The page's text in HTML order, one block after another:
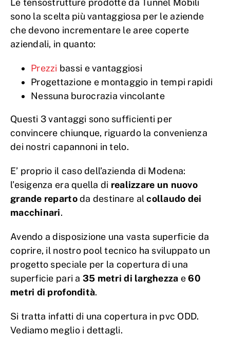
sono la scelta più vantaggiosa per le aziende
che devono incrementare le aree coperte
aziendali, in quanto:
Prezzi bassi e vantaggiosi
Progettazione e montaggio in tempi rapidi
Nessuna burocrazia vincolante
Questi 3 vantaggi sono sufficienti per
convincere chiunque, riguardo la convenienza
dei nostri capannoni in telo.
E’ proprio il caso dell’azienda di Modena:
l’esigenza era quella di realizzare un nuovo
grande repartoda destinare alcollaudo dei
macchinari.
Avendo a disposizione una vasta superficie da
coprire, il nostro pool tecnico ha sviluppato un
progetto speciale per la copertura di una
superficie pari a 35 metri di larghezza e60
metri di profondità.
Si tratta infatti di una copertura in pvc ODD.
Vediamo meglio i dettagli.